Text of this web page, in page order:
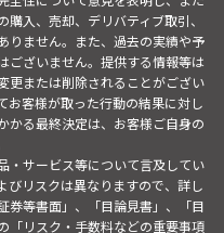
入、売却、デリバティブ取引、
りません。また、過去の実績や予
ございません。提供する情報等は
更または削除されることがござい
お客様が取った行動の結果に対し
かる最終決定は、お客様ご自身の
・サービス等について言及してい
びリスクは異なりますので、詳し
券等書面」、「目論見書」、「目
「リスク・手数料などの重要事項